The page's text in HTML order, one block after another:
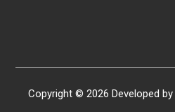
Copyright © 2026 Developed by